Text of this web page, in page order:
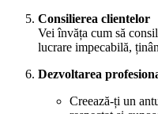
Consilierea clientelor
Vei învăța cum să
lucrare impecabilă,
Dezvoltarea
Creează-ți un